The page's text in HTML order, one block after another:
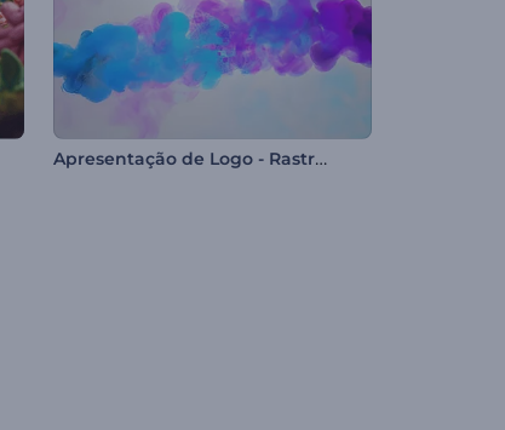
Apresentação de Logo - Rastro de Fumaça